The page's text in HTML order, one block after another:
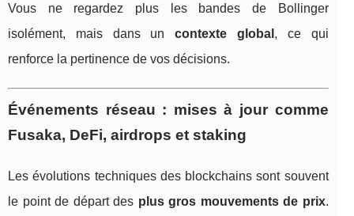
Vous ne regardez plus les bandes de Bollinger
isolément, mais dans uncontexte global , ce qui
renforce la pertinence de vos décisions.
Événements réseau : mises à jour comme
Fusaka, DeFi, airdrops et staking
Les évolutions techniques des blockchains sont souvent
le point de départ des plus gros mouvements de prix.